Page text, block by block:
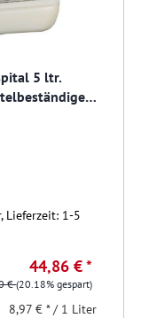
5 ltr.
Lieferzeit: 1-5
44,86 € *
€(20.18% gespart)
8,97 € * / 1 Liter